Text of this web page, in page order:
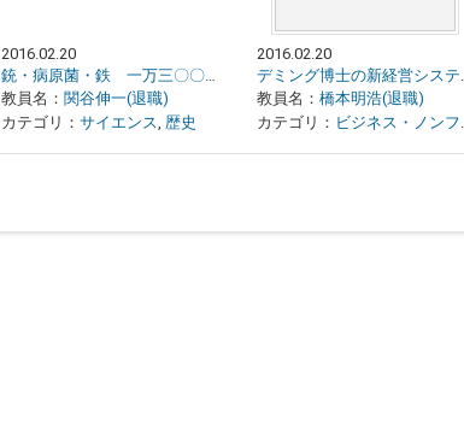
2016.02.20
教員名： 関谷伸一(退職)
カテゴリ：サイエンス 歴史
2016.02.20
教員名： 橋本明浩(退職)
カテゴリ： ビジネス・ノンフィクション